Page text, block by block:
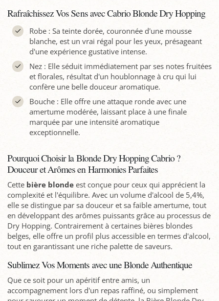
Rafraîchissez Vos Sens avec Cabrio Blonde Dry Hopping
Robe : Sa teinte dorée, couronnée d'une mousse
blanche, est un vrai régal pour les yeux, présageant
d'une expérience gustative intense.
Nez : Elle séduit immédiatement par ses notes fruitées
et florales, résultat d'un houblonnage à cru qui lui
confère une belle douceur aromatique.
Bouche : Elle offre une attaque ronde avec une
amertume modérée, laissant place à une finale
marquée par une intensité aromatique
exceptionnelle.
Pourquoi Choisir la Blonde Dry Hopping Cabrio ?
Douceur et Arômes en Harmonies Parfaites
Cette bière blonde est conçue pour ceux qui apprécient la
complexité et l'équilibre. Avec un volume d'alcool de 5,4%,
elle se distingue par sa douceur et sa faible amertume, tout
en développant des arômes puissants grâce au processus de
Dry Hopping. Contrairement à certaines bières blondes
belges, elle offre un profil plus accessible en termes d'alcool,
tout en garantissant une riche palette de saveurs.
Sublimez Vos Moments avec une Blonde Authentique
Que ce soit pour un apéritif entre amis, un
accompagnement lors d'un repas raffiné, ou simplement